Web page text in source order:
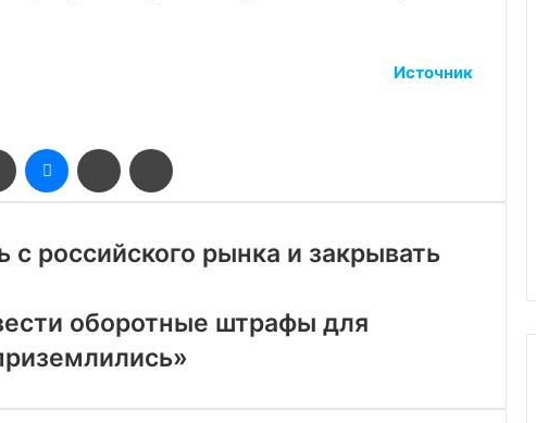
Источник
Одноклассники
MessengerПоделиться
через
электронную
с российского рынка и закрывать
оборотные штрафы для